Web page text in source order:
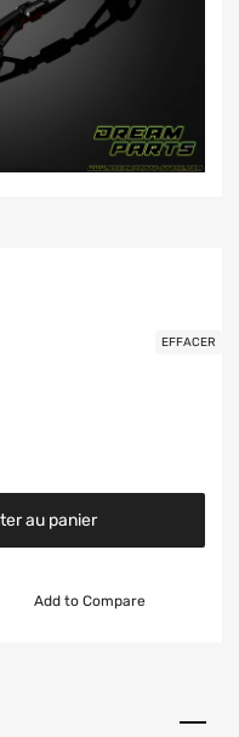
EFFACER
au panier
Add to Compare